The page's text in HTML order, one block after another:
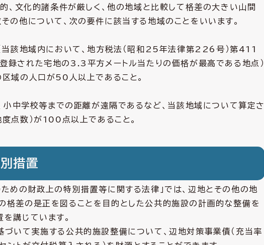
、文化的諸条件が厳しく、他の地域と比較して格差の大きい山間
の他について、次の要件に該当する地域のことをいいます。
当該地域内において、地方税法（昭和25年法律第226号）第411
録された宅地の3.3平方メートル当たりの価格が最高である地点）
域の人口が50人以上であること。
、小中学校等までの距離が遠隔であるなど、当該地域について算定さ
点数）が100点以上であること。
措置
めの財政上の特別措置等に関する法律」では、辺地とその他の地
格差の是正を図ることを目的とした公共的施設の計画的な整備を
講じています。
いて実施する公共的施設整備について、辺地対策事業債（充当率